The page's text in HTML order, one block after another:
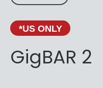
*US ONLY
GigBAR 2